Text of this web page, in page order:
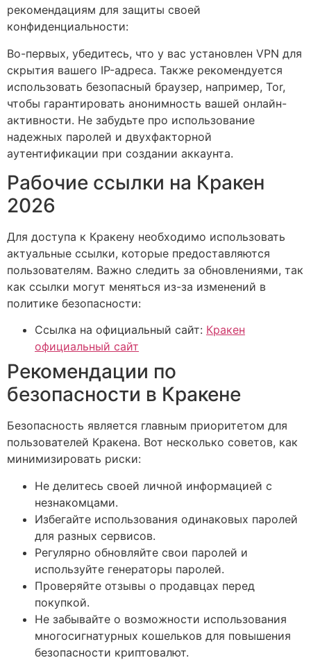
рекомендациям для защиты своей
конфиденциальности:
Во-первых, убедитесь, что у вас установлен VPN для
скрытия вашего IP-адреса. Также рекомендуется
использовать безопасный браузер, например, Tor,
чтобы гарантировать анонимность вашей онлайн-
активности. Не забудьте про использование
надежных паролей и двухфакторной
аутентификации при создании аккаунта.
Рабочие ссылки на Кракен
2026
Для доступа к Кракену необходимо использовать
актуальные ссылки, которые предоставляются
пользователям. Важно следить за обновлениями, так
как ссылки могут меняться из-за изменений в
политике безопасности:
Ссылка на официальный сайт: Кракен
официальный сайт
Рекомендации по
безопасности в Кракене
Безопасность является главным приоритетом для
пользователей Кракена. Вот несколько советов, как
минимизировать риски:
Не делитесь своей личной информацией с
незнакомцами.
Избегайте использования одинаковых паролей
для разных сервисов.
Регулярно обновляйте свои паролей и
используйте генераторы паролей.
Проверяйте отзывы о продавцах перед
покупкой.
Не забывайте о возможности использования
многосигнатурных кошельков для повышения
безопасности криптовалют.